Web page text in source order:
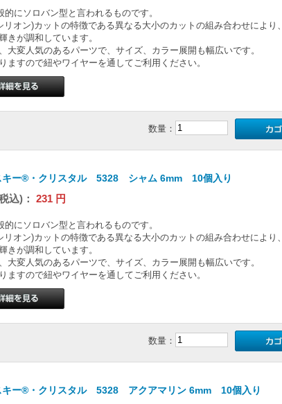
的にソロバン型と言われるものです。
リオン)カットの特徴である異なる大小のカットの組み合わせにより、
きが調和しています。
大変人気のあるパーツで、サイズ、カラー展開も幅広いです。
ますので紐やワイヤーを通してご利用ください。
数量：
キー®・クリスタル 5328 シャム 6mm 10個入り
込)： 231円
的にソロバン型と言われるものです。
リオン)カットの特徴である異なる大小のカットの組み合わせにより、
きが調和しています。
大変人気のあるパーツで、サイズ、カラー展開も幅広いです。
ますので紐やワイヤーを通してご利用ください。
数量：
キー®・クリスタル 5328 アクアマリン 6mm 10個入り